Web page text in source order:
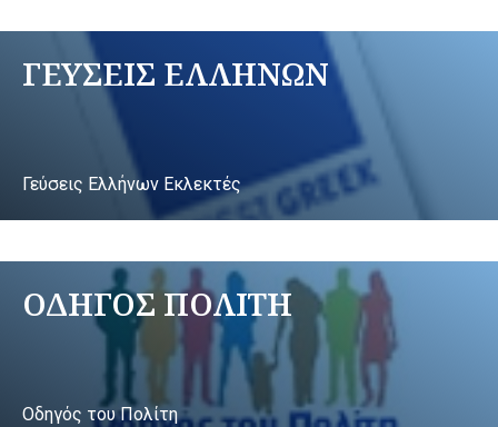
ΓΕΥΣΕΙΣ ΕΛΛΗΝΩΝ
Γεύσεις Ελλήνων Εκλεκτές
ΟΔΗΓΟΣ ΠΟΛΙΤΗ
Οδηγός του Πολίτη